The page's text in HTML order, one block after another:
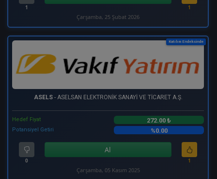
1 1
Çarşamba, 25 Şubat 2026
Katılım Endeksinde
ASELS- ASELSAN ELEKTRONİK SANAYİ VE TİCARET A.Ş.
Hedef Fiyat 272.00 ₺
Potansiyel Getiri %0.00
0
Al
1
Çarşamba, 05 Kasım 2025